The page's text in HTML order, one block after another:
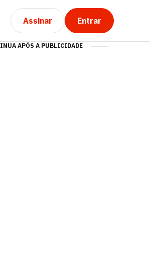
Assinar Entrar
APÓS A PUBLICIDADE